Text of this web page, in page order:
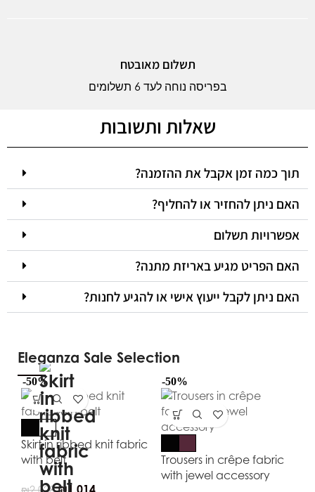
תשלום מאובטח
בפריסה נוחה לעד 6 תשלומים
שאלות ותשובות
תוך כמה זמן אקבל את ההזמנה?
האם ניתן להחזיר או להחליף?
אפשרויות תשלום
האם הפריט מגיע באריזת מתנה?
האם ניתן לקבל ייעוץ אישי או להגיע לחנות?
Eleganza Sale Selection
-50%
Skirt in ribbed knit fabric
with belt
₪2,028 ₪1,014
-50%
Trousers in crêpe fabric
with jewel accessory